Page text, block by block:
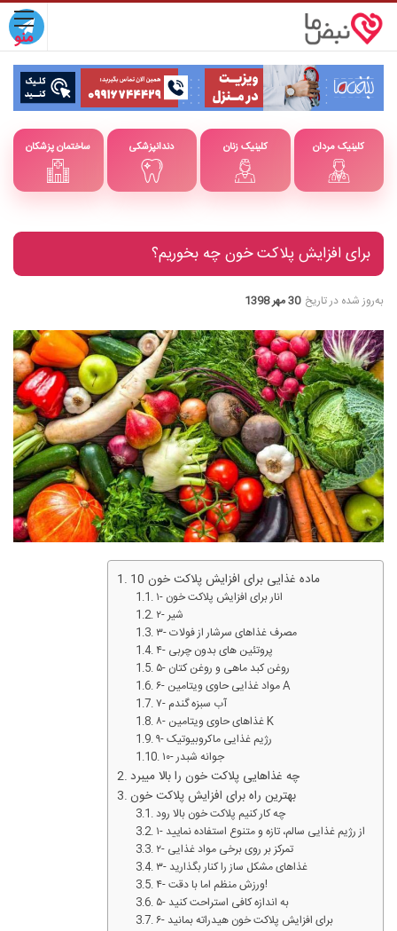
ساختمان پزشکان دندانپزشکی کلینیک زنان کلینیک مردان
برای افزایش پلاکت خون چه بخوریم؟
به‌روز شده در تاریخ 30 مهر 1398
10 ماده غذایی برای افزایش پلاکت خون
۱- انار برای افزایش پلاکت خون
۲- شیر
۳- مصرف غذاهای سرشار از فولات
۴- پروتئین های بدون چربی
۵- روغن کبد ماهی و روغن کتان
۶- مواد غذایی حاوی ویتامین A
۷- آب سبزه گندم
۸- غذاهای حاوی ویتامین K
۹- رژیم غذایی ماکروبیوتیک
۱۰- جوانه شبدر
چه غذاهایی پلاکت خون را بالا میبرد
بهترین راه برای افزایش پلاکت خون
چه کار کنیم پلاکت خون بالا رود
۱- از رژیم غذایی سالم، تازه و متنوع استفاده نمایید
۲- تمرکز بر روی برخی مواد غذایی
۳- غذاهای مشکل ساز را کنار بگذارید
۴- ورزش منظم اما با دقت!
۵- به اندازه کافی استراحت کنید
۶- برای افزایش پلاکت خون هیدراته بمانید